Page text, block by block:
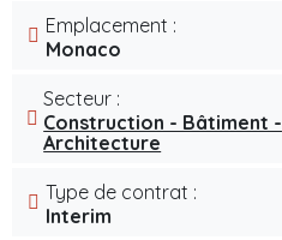
Emplacement :
Monaco
Secteur :
Construction - Bâtiment -
Architecture
Type de contrat :
Interim